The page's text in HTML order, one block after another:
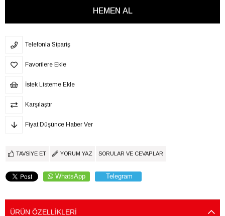
Telefonla Sipariş
Favorilere Ekle
İstek Listeme Ekle
Karşılaştır
Fiyat Düşünce Haber Ver
TAVSIYE ET YORUM YAZ SORULAR VE CEVAPLAR
WhatsApp Telegram
ÜRÜN ÖZELLIKLERI